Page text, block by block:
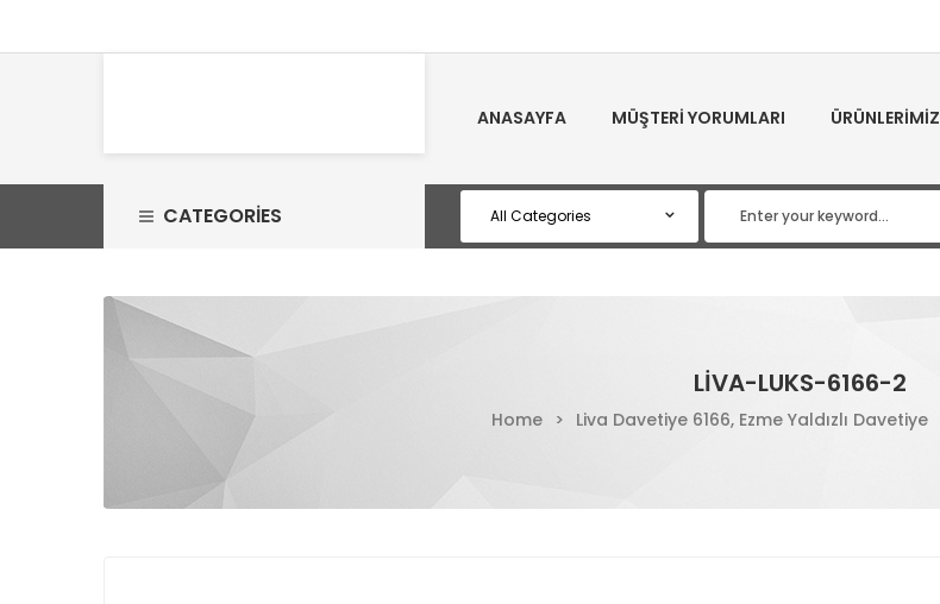
ANASAYFA MÜŞTERI YORUMLARI ÜRÜNLERIMIZ
CATEGORIES
LIVA-LUKS-6166-2
Home > Liva Davetiye 6166, Ezme Yaldızlı Davetiye